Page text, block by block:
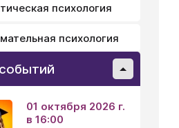
психология
психология
01 октября 2026 г.
в 16:00